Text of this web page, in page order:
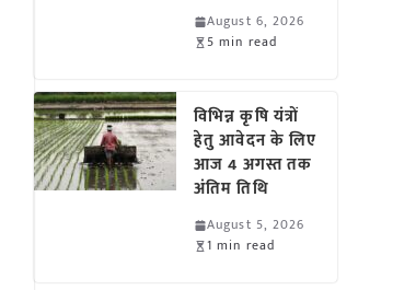
August 6, 2026
5 min read
विभिन्न कृषि यंत्रों
हेतु आवेदन के लिए
आज 4 अगस्त तक
अंतिम तिथि
August 5, 2026
1 min read